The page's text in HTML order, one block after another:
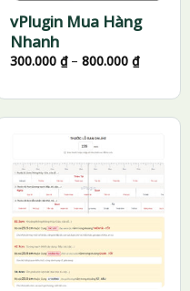
vPlugin Mua Hàng
Nhanh
300.000 ₫ – 800.000 ₫Khoảng
giá:
300.000
800.000